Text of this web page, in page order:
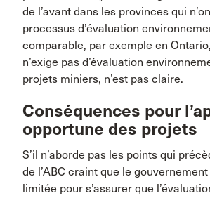
de l’avant dans les provinces qui
processus d’évaluation
comparable, par exemple en
n’exige pas d’évaluation
projets miniers, n’est pas claire.
Conséquences pour
opportune des projets
S’il n’aborde pas les points qui
de l’ABC craint que le
limitée pour s’assurer que